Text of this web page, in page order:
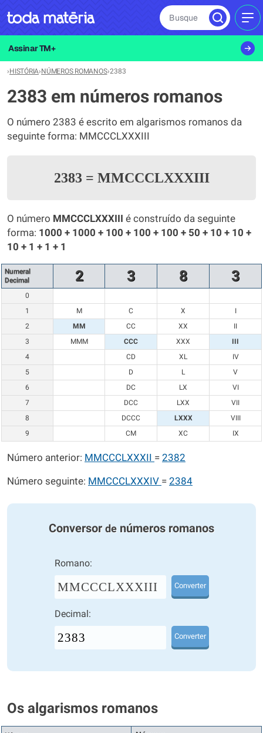
Busque
Assinar TM+
›HISTÓRIA›NÚMEROS ROMANOS›2383
2383 em números romanos
O número 2383 é escrito em algarismos romanos da
seguinte forma: MMCCCLXXXIII
2383 = MMCCCLXXXIII
O número MMCCCLXXXIII é construído da seguinte
forma: 1000 + 1000 + 100 + 100 + 100 + 50 + 10 + 10 +
10 + 1 + 1 + 1
Numeral
Decimal
2 3 8 3
0
1
M C X
I
2
MM CC XX
II
3
MMM CCC XXX
III
4
CD XL
IV
5
D L
V
6
DC LX
VI
7
DCC LXX
VII
8
DCCC LXXX
VIII
9
CM XC IX
Número anterior: MMCCCLXXXII = 2382
Número seguinte: MMCCCLXXXIV = 2384
Conversor de números romanos
Romano:
MMCCCLXXXIII Converter
Decimal:
Converter
Os algarismos romanos